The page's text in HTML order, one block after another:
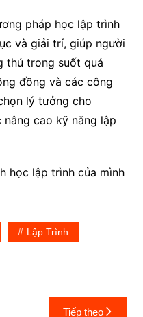
pháp học lập trình
và giải trí, giúp người
thú trong suốt quá
đồng và các công
lý tưởng cho
cao kỹ năng lập
học lập trình của mình
Lập Trình
Tiếp theo